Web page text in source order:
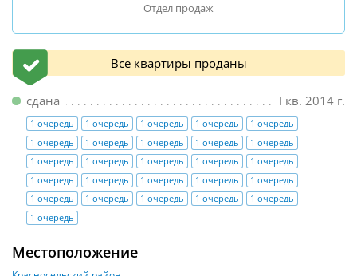
Отдел продаж
Все квартиры проданы
I кв. 2014 г.
сдана
1 очередь 1 очередь 1 очередь 1 очередь
1 очередь
1 очередь
1 очередь 1 очередь 1 очередь
1 очередь
1 очередь
1 очередь 1 очередь 1 очередь
1 очередь
1 очередь
1 очередь 1 очередь 1 очередь
1 очередь
1 очередь
1 очередь 1 очередь 1 очередь
1 очередь
1 очередь
Местоположение